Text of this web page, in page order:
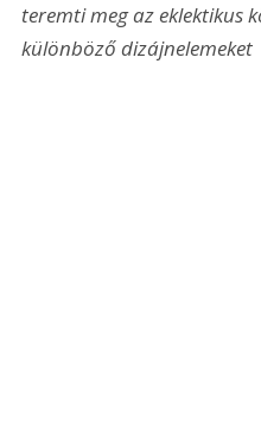
teremti meg az eklektikus
különböző dizájnelemeket